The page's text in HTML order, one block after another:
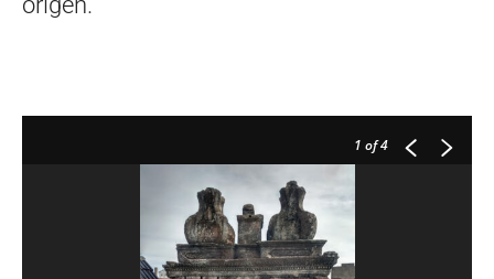
1 of 4